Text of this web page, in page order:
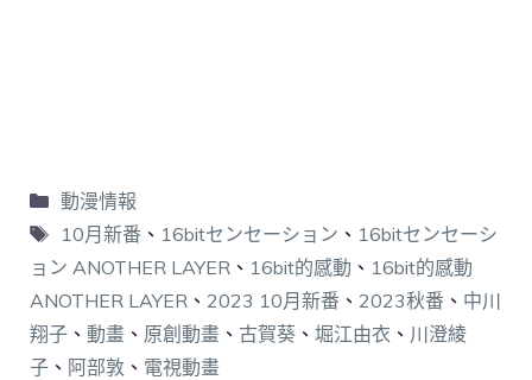
動漫情報
10月新番 、 16bitセンセーション 、 16bitセンセーシ
ョン ANOTHER LAYER 、 16bit的感動 、 16bit的感動
ANOTHER LAYER 、 2023 10月新番 、 2023秋番 、 中川
翔子 、 動畫 、 原創動畫 、 古賀葵 、 堀江由衣 、 川澄綾
子 、 阿部敦 、 電視動畫